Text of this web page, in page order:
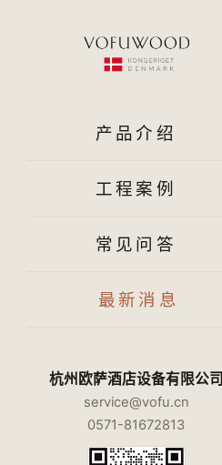
产品介绍
工程案例
常见问答
最新消息
杭州欧萨酒店设备有限公司
service@vofu.cn
0571-81672813